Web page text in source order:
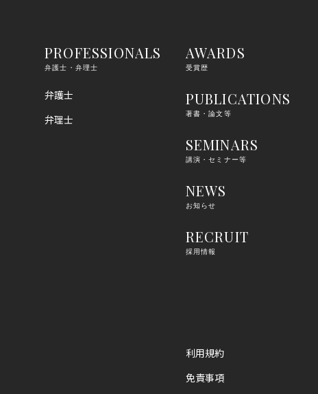
PROFESSIONALS
弁護士・弁理士
弁護士
弁理士
AWARDS
受賞歴
PUBLICATIONS
著書・論文等
SEMINARS
講演・セミナー等
NEWS
お知らせ
RECRUIT
採用情報
利用規約
免責事項